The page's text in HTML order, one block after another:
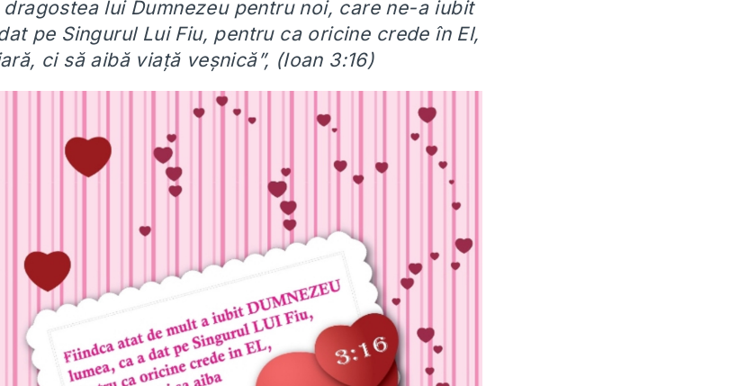
lui Dumnezeu pentru noi, care ne-a iubit
pe Singurul Lui Fiu, pentru ca oricine crede în El,
ci să aibă viață veșnică”, (Ioan 3:16)